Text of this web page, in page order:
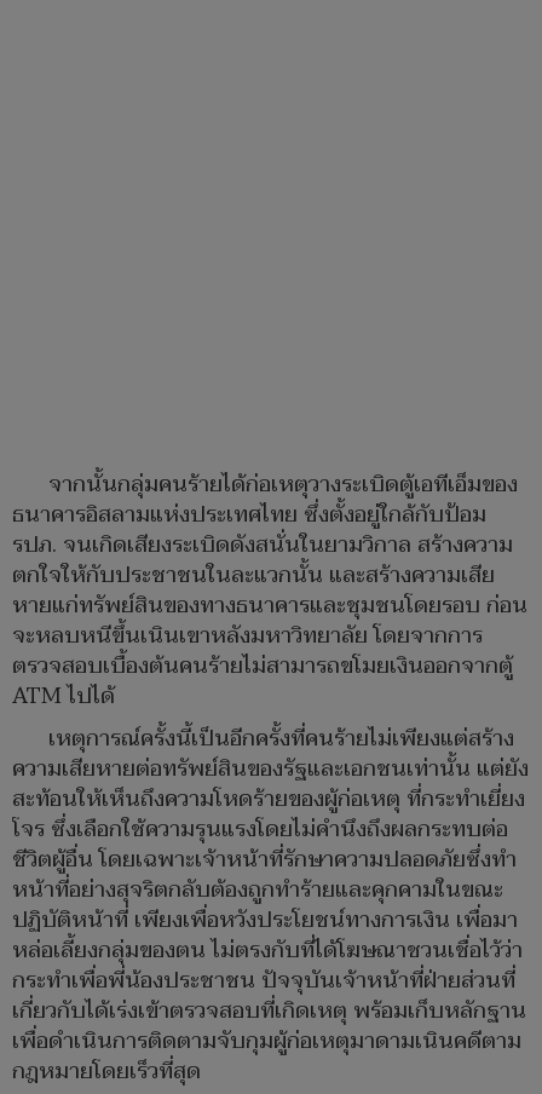
จากนั้นกลุ่มคนร้ายได้ก่อเหตุวางระเบิดตู้เอทีเอ็มของ
ธนาคารอิสลามแห่งประเทศไทย ซึ่งตั้งอยู่ใกล้กับป้อม
รปภ. จนเกิดเสียงระเบิดดังสนั่นในยามวิกาล สร้างความ
ตกใจให้กับประชาชนในละแวกนั้น และสร้างความเสีย
หายแก่ทรัพย์สินของทางธนาคารและชุมชนโดยรอบ ก่อน
จะหลบหนีขึ้นเนินเขาหลังมหาวิทยาลัย โดยจากการ
ตรวจสอบเบื้องต้นคนร้ายไม่สามารถขโมยเงินออกจากตู้
ATM ไปได้
เหตุการณ์ครั้งนี้เป็นอีกครั้งที่คนร้ายไม่เพียงแต่สร้าง
ความเสียหายต่อทรัพย์สินของรัฐและเอกชนเท่านั้น แต่ยัง
สะท้อนให้เห็นถึงความโหดร้ายของผู้ก่อเหตุ ที่กระทำเยี่ยง
โจร ซึ่งเลือกใช้ความรุนแรงโดยไม่คำนึงถึงผลกระทบต่อ
ชีวิตผู้อื่น โดยเฉพาะเจ้าหน้าที่รักษาความปลอดภัยซึ่งทำ
หน้าที่อย่างสุจริตกลับต้องถูกทำร้ายและคุกคามในขณะ
ปฏิบัติหน้าที่ เพียงเพื่อหวังประโยชน์ทางการเงิน เพื่อมา
หล่อเลี้ยงกลุ่มของตน ไม่ตรงกับที่ได้โฆษณาชวนเชื่อไว้ว่า
กระทำเพื่อพี่น้องประชาชน ปัจจุบันเจ้าหน้าที่ฝ่ายส่วนที่
เกี่ยวกับได้เร่งเข้าตรวจสอบที่เกิดเหตุ พร้อมเก็บหลักฐาน
เพื่อดำเนินการติดตามจับกุมผู้ก่อเหตุมาดามเนินคดีตาม
กฎหมายโดยเร็วที่สุด